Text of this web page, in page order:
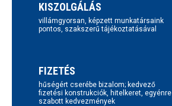
KISZOLGÁLÁS
villámgyorsan, képzett munkatársaink
pontos, szakszerű tájékoztatásával
FIZETÉS
hűségért cserébe bizalom; kedvező
fizetési konstrukciók, hitelkeret, egyénre
szabott kedvezmények